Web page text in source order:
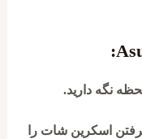
نگه دارید.
اسکرین شات را